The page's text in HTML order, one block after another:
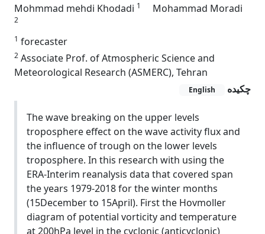
Mohmmad mehdi Khodadi 1 Mohammad Moradi
2
1 forecaster
2 Associate Prof. of Atmospheric Science and
Meteorological Research (ASMERC), Tehran
چکیده
English
The wave breaking on the upper levels
troposphere effect on the wave activity flux and
the influence of trough on the lower levels
troposphere. In this research with using the
ERA-Interim reanalysis data that covered span
the years 1979-2018 for the winter months
(15December to 15April). First the Hovmoller
diagram of potential vorticity and temperature
at 200hPa level in the cyclonic (anticyclonic)